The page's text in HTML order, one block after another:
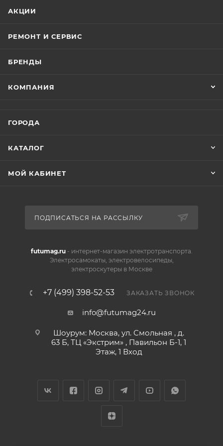
АКЦИИ
РЕМОНТ И СЕРВИС
БРЕНДЫ
КОМПАНИЯ
ГОРОДА
КАТАЛОГ
МОЙ КАБИНЕТ
ПОДПИСАТЬСЯ НА РАССЫЛКУ
futumag.ru- интернет-магазин электротранспорта.
Электросамокаты, электровелосипеды,
электроскутеры в Москве
+7 (499) 398-52-53 ЗАКАЗАТЬ ЗВОНОК
info@futumag24.ru
Шоурум: Москва, ул. Смольная , д.
63 Б, ТЦ «Экстрим» , Павильон Б-1, 1
Этаж, 1 Вход